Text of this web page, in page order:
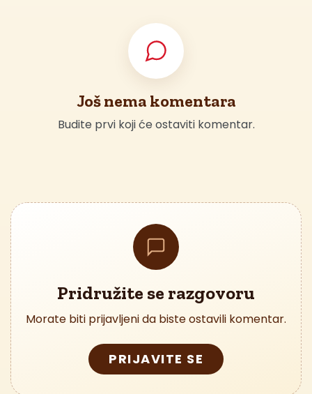
Još nema komentara
Budite prvi koji će ostaviti komentar.
Pridružite se razgovoru
Morate biti prijavljeni da biste ostavili komentar.
PRIJAVITE SE